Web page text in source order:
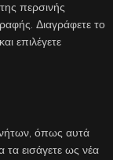
περσινής
Διαγράφετε το
επιλέγετε
όπως αυτά
τα εισάγετε ως νέα